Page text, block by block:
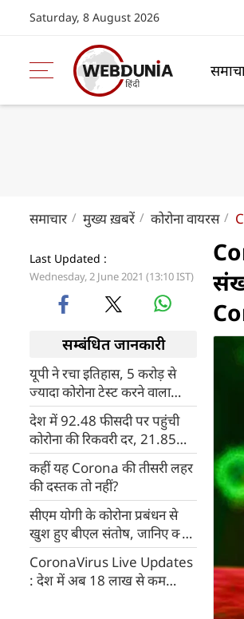
Saturday, 8 August 2026
समाचार मुख्य ख़बरें कोरोना वायरस
Last Updated :
Wednesday, 2 June 2021 (13:10 IST)
सम्बंधित जानकारी
यूपी ने रचा इतिहास, 5 करोड़ से
ज्यादा कोरोना टेस्ट करने वाला
पहला राज्य
देश में 92.48 फीसदी पर पहुंची
कोरोना की रिकवरी दर, 21.85
करोड़ से अधिक का वैक्सीनेशन
कहीं यह Corona की तीसरी लहर
की दस्तक तो नहीं?
सीएम योगी के कोरोना प्रबंधन से
खुश हुए बीएल संतोष, जानिए क्या
बोले...
CoronaVirus Live Updates
: देश में अब 18 लाख से कम